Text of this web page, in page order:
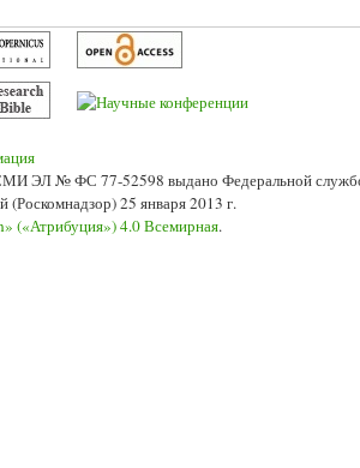
СМИ ЭЛ № ФС 77-52598 выдано Федеральной
25 января 2013 г.
(«Атрибуция») 4.0 Всемирная.